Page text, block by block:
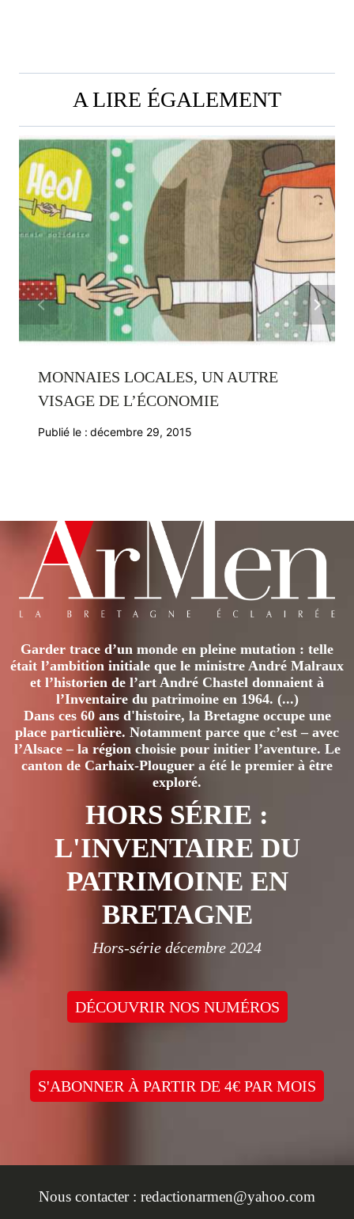
A LIRE ÉGALEMENT
MONNAIES LOCALES, UN AUTRE
VISAGE DE L’ÉCONOMIE
Publié le : décembre 29, 2015
Garder trace d’un monde en pleine mutation : telle
était l’ambition initiale que le ministre André Malraux
et l’historien de l’art André Chastel donnaient à
l’Inventaire du patrimoine en 1964. (...)
Dans ces 60 ans d'histoire, la Bretagne occupe une
place particulière. Notamment parce que c’est – avec
l’Alsace – la région choisie pour initier l’aventure. Le
canton de Carhaix-Plouguer a été le premier à être
exploré.
HORS SÉRIE :
L'INVENTAIRE DU
PATRIMOINE EN
BRETAGNE
Hors-série décembre 2024
DÉCOUVRIR NOS NUMÉROS
S'ABONNER À PARTIR DE 4€ PAR MOIS
Nous contacter : redactionarmen@yahoo.com